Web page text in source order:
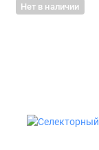
Нет в наличии